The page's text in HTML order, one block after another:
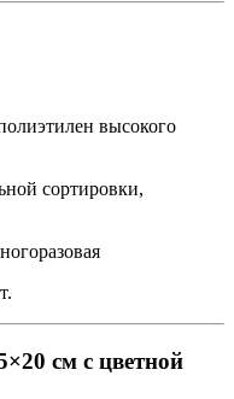
высокого
сортировки,
см с цветной